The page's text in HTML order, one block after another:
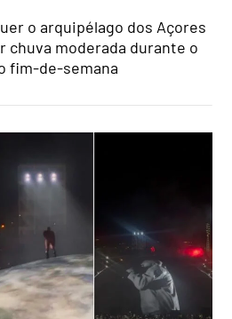
o arquipélago dos Açores
chuva moderada durante o
fim-de-semana